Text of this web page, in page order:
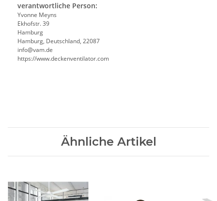
verantwortliche Person:
Yvonne Meyns
Ekhofstr. 39
Hamburg
Hamburg, Deutschland, 22087
info@vam.de
https://www.deckenventilator.com
Ähnliche Artikel